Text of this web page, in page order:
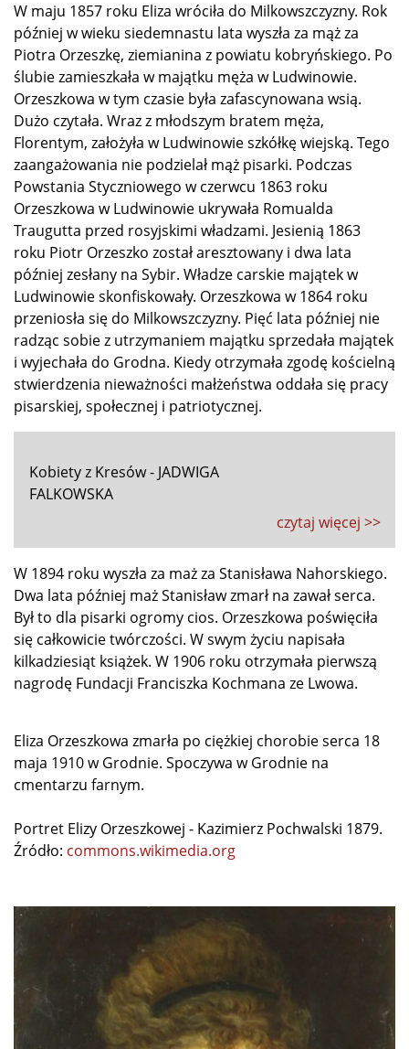
W maju 1857 roku Eliza wróciła do Milkowszczyzny. Rok
później w wieku siedemnastu lata wyszła za mąż za
Piotra Orzeszkę, ziemianina z powiatu kobryńskiego. Po
ślubie zamieszkała w majątku męża w Ludwinowie.
Orzeszkowa w tym czasie była zafascynowana wsią.
Dużo czytała. Wraz z młodszym bratem męża,
Florentym, założyła w Ludwinowie szkółkę wiejską. Tego
zaangażowania nie podzielał mąż pisarki. Podczas
Powstania Styczniowego w czerwcu 1863 roku
Orzeszkowa w Ludwinowie ukrywała Romualda
Traugutta przed rosyjskimi władzami. Jesienią 1863
roku Piotr Orzeszko został aresztowany i dwa lata
później zesłany na Sybir. Władze carskie majątek w
Ludwinowie skonfiskowały. Orzeszkowa w 1864 roku
przeniosła się do Milkowszczyzny. Pięć lata później nie
radząc sobie z utrzymaniem majątku sprzedała majątek
i wyjechała do Grodna. Kiedy otrzymała zgodę kościelną
stwierdzenia nieważności małżeństwa oddała się pracy
pisarskiej, społecznej i patriotycznej.
Kobiety z Kresów - JADWIGA
FALKOWSKA
czytaj więcej >>
W 1894 roku wyszła za maż za Stanisława Nahorskiego.
Dwa lata później maż Stanisław zmarł na zawał serca.
Był to dla pisarki ogromy cios. Orzeszkowa poświęciła
się całkowicie twórczości. W swym życiu napisała
kilkadziesiąt książek. W 1906 roku otrzymała pierwszą
nagrodę Fundacji Franciszka Kochmana ze Lwowa.
Eliza Orzeszkowa zmarła po ciężkiej chorobie serca 18
maja 1910 w Grodnie. Spoczywa w Grodnie na
cmentarzu farnym.
Portret Elizy Orzeszkowej - Kazimierz Pochwalski 1879.
Źródło: commons.wikimedia.org